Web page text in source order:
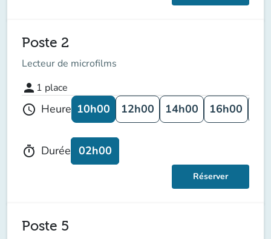
Poste 2
Lecteur de microfilms
person 1 place
schedule Heure 10h00 12h00 14h00 16h00
timer Durée 02h00
Réserver
Poste 5